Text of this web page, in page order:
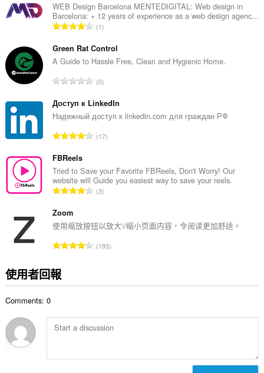
WEB Design Barcelona MENTEDIGITAL: Web design in
Barcelona: + 12 years of experience as a web design agenc...
評
的
總
數
1
Green Rat Control
A Guide to Hassle Free, Clean and Hygienic Home.
評
的
總
數
0
Доступ к LinkedIn
Надежный доступ к linkedin.com для граждан РФ
評
總
次
數
17
FBReels
Tried to Save your Favorite FBReels, Don't Worry! Our
website will Guide you easiest way to save your reels.
評
總
數
3
Zoom
使用缩放按钮以放大\/缩小页面内容，令阅读更加舒适。
評
:
193
使用者回報
Comments: 0